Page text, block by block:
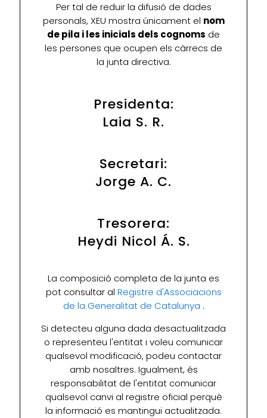
Per tal de reduir la difusió de dades
personals, XEU mostra únicament el nom
de pila i les inicials dels cognoms de
les persones que ocupen els càrrecs de
la junta directiva.
Presidenta:
Laia S. R.
Secretari:
Jorge A. C.
Tresorera:
Heydi Nicol Á. S.
La composició completa de la junta es
pot consultar al Registre d'Associacions
de la Generalitat de Catalunya .
Si detecteu alguna dada desactualitzada
o representeu l'entitat i voleu comunicar
qualsevol modificació, podeu contactar
amb nosaltres. Igualment, és
responsabilitat de l'entitat comunicar
qualsevol canvi al registre oficial perquè
la informació es mantingui actualitzada.